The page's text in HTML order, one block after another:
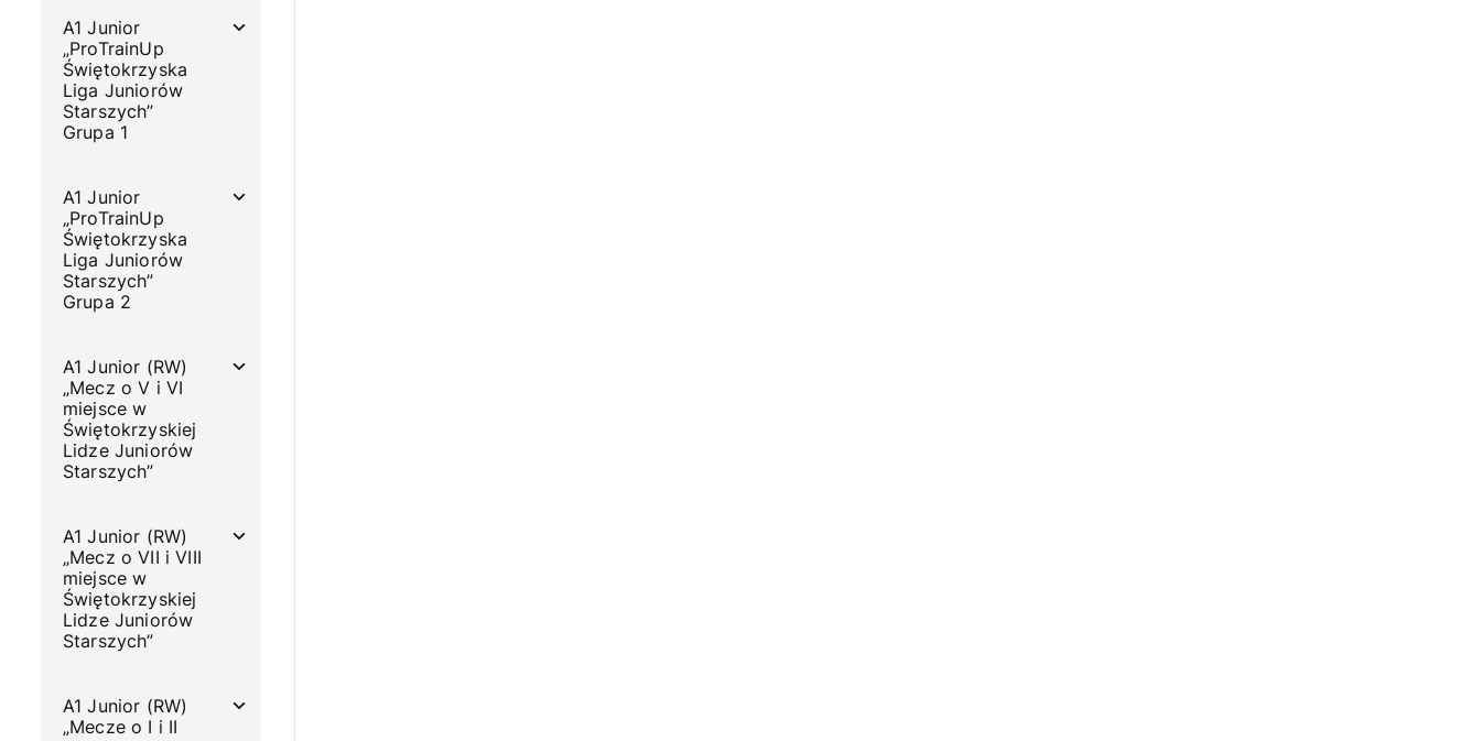
A1 Junior
„ProTrainUp
Świętokrzyska
Liga Juniorów
Starszych”
Grupa 1
A1 Junior
„ProTrainUp
Świętokrzyska
Liga Juniorów
Starszych”
Grupa 2
A1 Junior (RW)
„Mecz o V i VI
miejsce w
Świętokrzyskiej
Lidze Juniorów
Starszych”
A1 Junior (RW)
„Mecz o VII i VIII
miejsce w
Świętokrzyskiej
Lidze Juniorów
Starszych”
A1 Junior (RW)
„Mecze o I i II